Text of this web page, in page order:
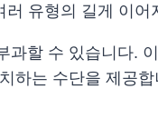
유형의 길게 이어
과할 수 있습니다.
하는 수단을 제공합